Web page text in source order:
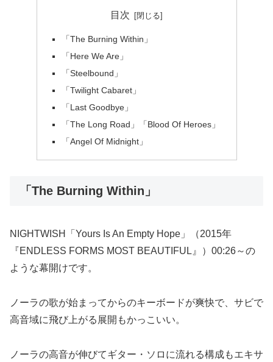
目次
「The Burning Within」
「Here We Are」
「Steelbound」
「Twilight Cabaret」
「Last Goodbye」
「The Long Road」「Blood Of Heroes」
「Angel Of Midnight」
「The Burning Within」
NIGHTWISH「Yours Is An Empty Hope」（2015年
『ENDLESS FORMS MOST BEAUTIFUL』）00:26～の
ような幕開けです。
ノーラの歌が始まってからのキーボードが爽快で、サビで
高音域に飛び上がる展開もかっこいい。
ノーラの高音が伸びてギター・ソロに流れる構成もエキサ